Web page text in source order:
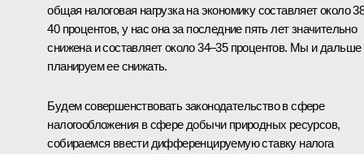
общая налоговая нагрузка на экономику составляет около
40 процентов, у нас она за последние пять лет значительно
снижена и составляет около 34–35 процентов. Мы и дальше
планируем ее снижать.
Будем совершенствовать законодательство в сфере
налогообложения в сфере добычи природных ресурсов,
собираемся ввести дифференцируемую ставку налога